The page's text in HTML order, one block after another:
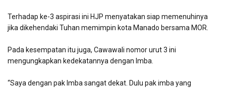
Terhadap ke-3 aspirasi ini HJP menyatakan siap memenuhinya
jika dikehendaki Tuhan memimpin kota Manado bersama MOR.
Pada kesempatan itu juga, Cawawali nomor urut 3 ini
mengungkapkan kedekatannya dengan Imba.
“Saya dengan pak Imba sangat dekat. Dulu pak imba yang